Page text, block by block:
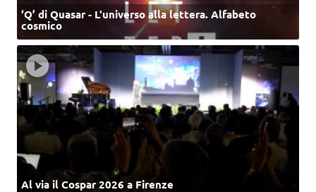
‘Q’ di Quasar - L'universo alla lettera. Alfabeto
cosmico
Al via il Cospar 2026 a Firenze